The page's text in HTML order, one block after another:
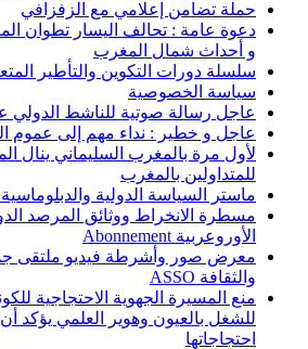
حملة تضامن إعلامي مع الزفزافي
دعوة عامة : تحالف اليسار تطوان
و أحداث شمال المغرب
سلسلة دورات التكوين والتأطير
سياسة الخصوصية
عاجل رسالة صوتية للناشط الدولي
عاجل و خطير : نداء مهم إلى عموم
لأول مرة بالمغرب السليماني ينال
للمتداولين بالمغرب
ماستر السياسة الدولية
مسطرة الانخراط ووثائق المرصد
الأوروعربية Abonnement
معرض صور وأشرطة فيديو ملتقى
والثقافة ASSO
منع المسيرة الجهوية الاحتجاجية
للشغل بالعيون وهوير العلمي يؤكد
احتجاجاتها